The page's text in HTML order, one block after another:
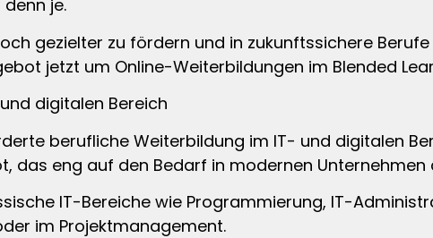
je.
gezielter zu fördern und in zukunftssichere
jetzt um Online-Weiterbildungen im Blended
digitalen Bereich
berufliche Weiterbildung im IT- und digitalen
das eng auf den Bedarf in modernen
IT-Bereiche wie Programmierung, IT-
im Projektmanagement.